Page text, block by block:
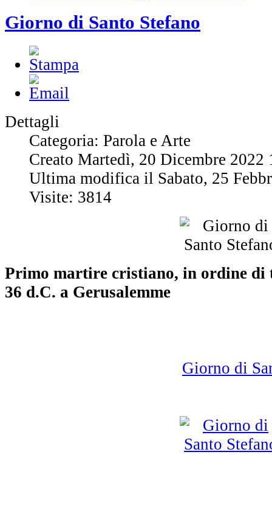
Giorno di Santo Stefano
Dettagli
Categoria: Parola e Arte
Creato Martedì, 20 Dicembre 2022
Ultima modifica il Sabato, 25
Visite: 3814
Primo martire cristiano, in ordine di
36 d.C. a Gerusalemme
Giorno di